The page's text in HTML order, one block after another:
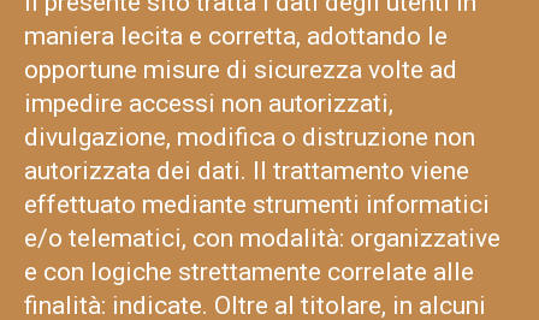
maniera lecita e corretta, adottando le
opportune misure di sicurezza volte ad
impedire accessi non autorizzati,
divulgazione, modifica o distruzione non
autorizzata dei dati. Il trattamento viene
effettuato mediante strumenti informatici
e/o telematici, con modalità: organizzative
e con logiche strettamente correlate alle
finalità: indicate. Oltre al titolare, in alcuni